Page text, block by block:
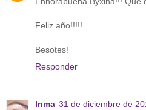
Feliz año!!!!!
Besotes!
Responder
Inma 31 de diciembre de